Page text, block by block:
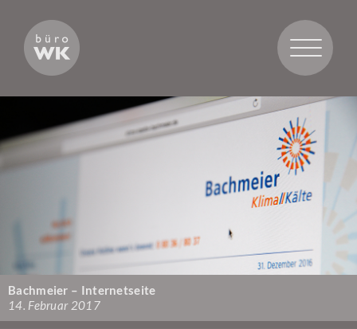
Toggle
Bachmeier – Internetseite
14. Februar 2017